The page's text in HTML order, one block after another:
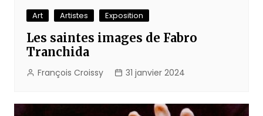
Art Artistes Exposition
Les saintes images de Fabro
Tranchida
François Croissy 31 janvier 2024